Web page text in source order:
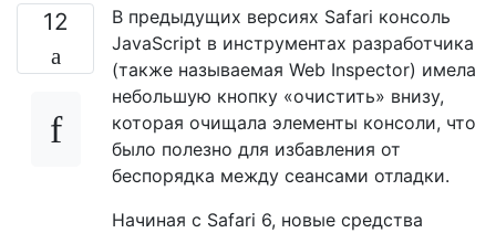
12
В предыдущих версиях Safari консоль
JavaScript в инструментах разработчика
(также называемая Web Inspector) имела
небольшую кнопку «очистить» внизу,
которая очищала элементы консоли, что
было полезно для избавления от
беспорядка между сеансами отладки.
Начиная с Safari 6, новые средства